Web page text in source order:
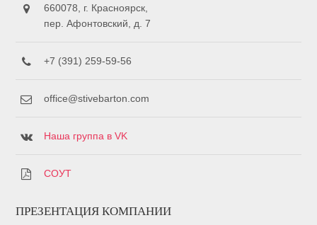
660078, г. Красноярск,
пер. Афонтовский, д. 7
+7 (391) 259-59-56
office@stivebarton.com
Наша группа в VK
СОУТ
ПРЕЗЕНТАЦИЯ КОМПАНИИ